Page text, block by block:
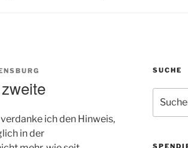
verdanke ich den Hinweis,
in der
SUCHE
nach: